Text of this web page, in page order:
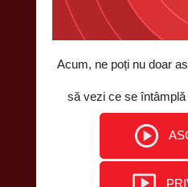
Acum, ne poți nu doar
să vezi ce se